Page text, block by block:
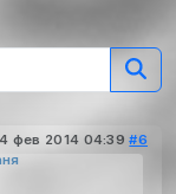
фев 2014 04:39 #6